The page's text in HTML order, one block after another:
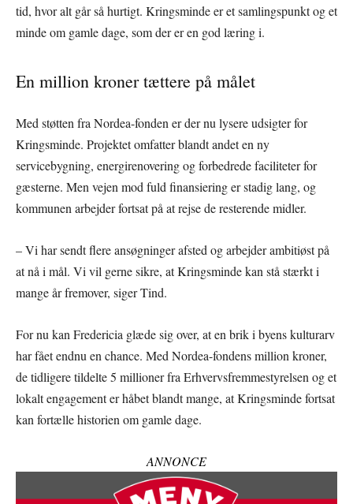
tid, hvor alt går så hurtigt. Kringsminde er et samlingspunkt og et
minde om gamle dage, som der er en god læring i.
En million kroner tættere på målet
Med støtten fra Nordea-fonden er der nu lysere udsigter for
Kringsminde. Projektet omfatter blandt andet en ny
servicebygning, energirenovering og forbedrede faciliteter for
gæsterne. Men vejen mod fuld finansiering er stadig lang, og
kommunen arbejder fortsat på at rejse de resterende midler.
– Vi har sendt flere ansøgninger afsted og arbejder ambitiøst på
at nå i mål. Vi vil gerne sikre, at Kringsminde kan stå stærkt i
mange år fremover, siger Tind.
For nu kan Fredericia glæde sig over, at en brik i byens kulturarv
har fået endnu en chance. Med Nordea-fondens million kroner,
de tidligere tildelte 5 millioner fra Erhvervsfremmestyrelsen og et
lokalt engagement er håbet blandt mange, at Kringsminde fortsat
kan fortælle historien om gamle dage.
ANNONCE